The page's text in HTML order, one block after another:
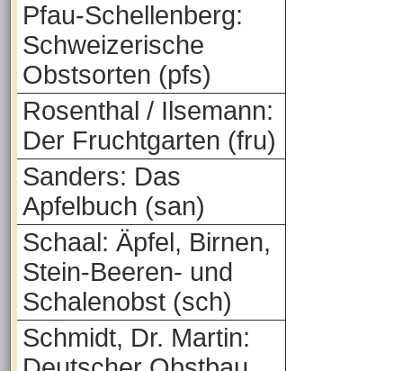
Pfau-Schellenberg:
Schweizerische
Obstsorten (pfs)
Rosenthal / Ilsemann:
Der Fruchtgarten (fru)
Sanders: Das
Apfelbuch (san)
Schaal: Äpfel, Birnen,
Stein-Beeren- und
Schalenobst (sch)
Schmidt, Dr. Martin: